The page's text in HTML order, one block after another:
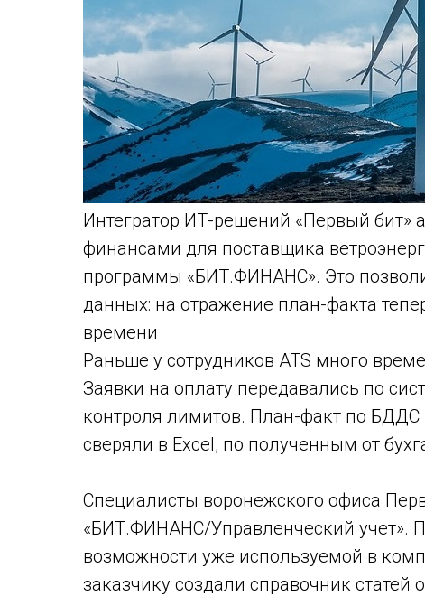
Интегратор ИТ-решений «Первый бит»
финансами для поставщика
программы «БИТ.ФИНАНС». Это
данных: на отражение план-факта
времени
Раньше у сотрудников ATS много
Заявки на оплату передавались по
контроля лимитов. План-факт по
сверяли в Excel, по полученным от
Специалисты воронежского офиса
«БИТ.ФИНАНС/Управленческий учет».
возможности уже используемой в
заказчику создали справочник